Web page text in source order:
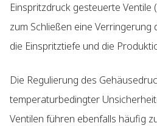
Einspritzdruck gesteuerte Ventile
zum Schließen eine Verringerung
die Einspritztiefe und die
Die Regulierung des
temperaturbedingter
Ventilen führen ebenfalls häufig